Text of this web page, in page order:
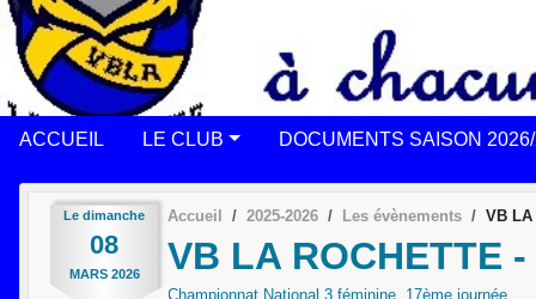
ACCUEIL LE CLUB DOCUMENTS SAISON
Le dimanche
08
MARS 2026
Accueil 2025-2026 Les évènements VB LA
VB LA ROCHETTE
Championnat National 3 féminine, 17ème journée